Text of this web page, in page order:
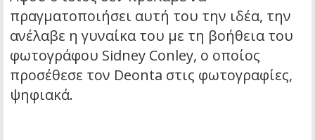
πραγματοποιήσει αυτή του την ιδέα, την
ανέλαβε η γυναίκα του με τη βοήθεια του
φωτογράφου Sidney Conley, ο οποίος
προσέθεσε τον Deonta στις φωτογραφίες,
ψηφιακά.